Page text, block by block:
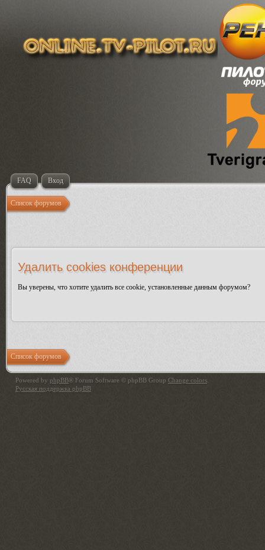
FAQ Вход
Список форумов
Удалить cookies конференции
Вы уверены, что хотите удалить все cookie, установленные данным форумом?
Список форумов
Powered by phpBB® Forum Software © phpBB Group Change colors
Русская поддержка phpBB